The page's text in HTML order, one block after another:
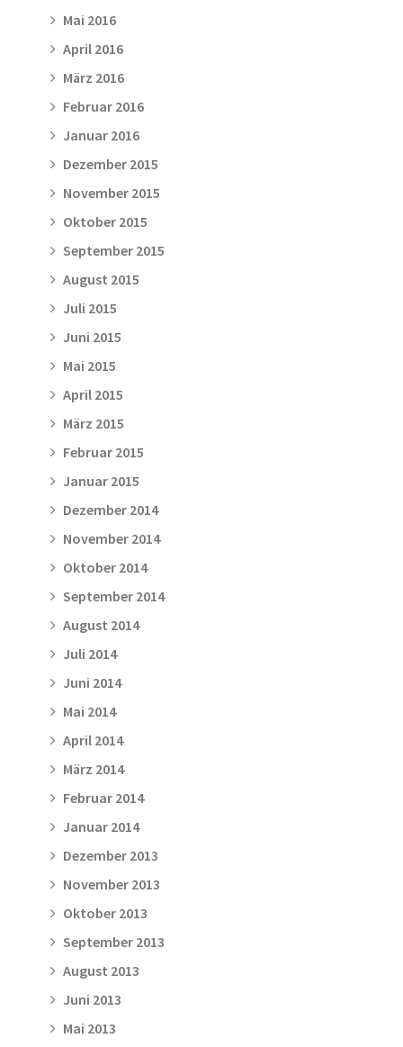
Mai 2016
April 2016
März 2016
Februar 2016
Januar 2016
Dezember 2015
November 2015
Oktober 2015
September 2015
August 2015
Juli 2015
Juni 2015
Mai 2015
April 2015
März 2015
Februar 2015
Januar 2015
Dezember 2014
November 2014
Oktober 2014
September 2014
August 2014
Juli 2014
Juni 2014
Mai 2014
April 2014
März 2014
Februar 2014
Januar 2014
Dezember 2013
November 2013
Oktober 2013
September 2013
August 2013
Juni 2013
Mai 2013